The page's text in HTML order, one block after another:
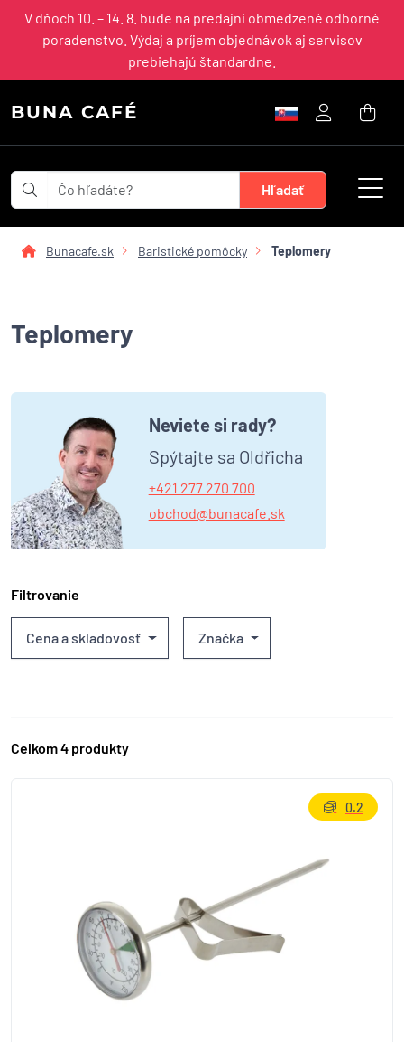
V dňoch 10. – 14. 8. bude na predajni obmedzené odborné
poradenstvo. Výdaj a príjem objednávok aj servisov
prebiehajú štandardne.
BUNA CAFÉ
Bunacafe.sk Baristické pomôcky Teplomery
Teplomery
Neviete si rady?
Spýtajte sa Oldřicha
+421 277 270 700
obchod@bunacafe.sk
Filtrovanie
Cena a skladovosť Značka
Celkom 4 produkty
0.2